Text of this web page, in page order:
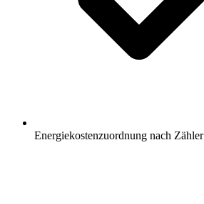
Energiekostenzuordnung nach Zähler